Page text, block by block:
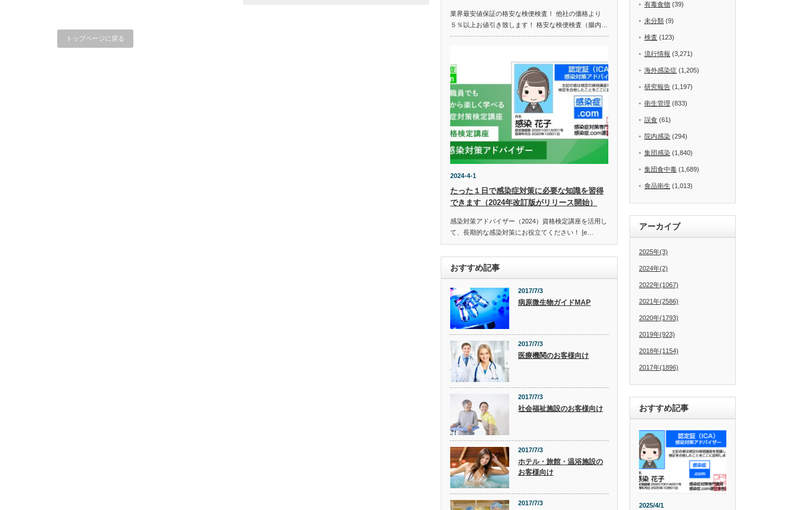
トップページに戻る
業界最安値保証の格安な検便検査！ 他社の価格より
５％以上お値引き致します！ 格安な検便検査（腸内…
2024-4-1
たった１日で感染症対策に必要な知識を習得
できます（2024年改訂版がリリース開始）
感染対策アドバイザー（2024）資格検定講座を活用し
て、長期的な感染対策にお役立てください！ [e…
おすすめ記事
2017/7/3
病原微生物ガイドMAP
2017/7/3
医療機関のお客様向け
2017/7/3
社会福祉施設のお客様向け
2017/7/3
ホテル・旅館・温浴施設の
お客様向け
2017/7/3
有毒食物 (39)
未分類 (9)
検査 (123)
流行情報 (3,271)
海外感染症 (1,205)
研究報告 (1,197)
衛生管理 (833)
誤食 (61)
院内感染 (294)
集団感染 (1,840)
集団食中毒 (1,689)
食品衛生 (1,013)
アーカイブ
2025年(3)
2024年(2)
2022年(1067)
2021年(2586)
2020年(1793)
2019年(923)
2018年(1154)
2017年(1896)
おすすめ記事
2025/4/1